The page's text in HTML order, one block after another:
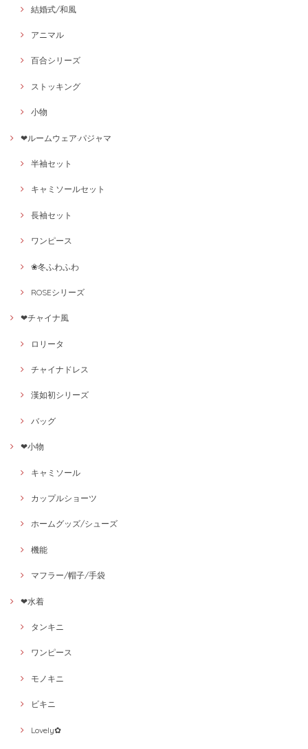
結婚式/和風
アニマル
百合シリーズ
ストッキング
小物
❤ルームウェア·パジャマ
半袖セット
キャミソールセット
長袖セット
ワンピース
❀冬ふわふわ
ROSEシリーズ
❤チャイナ風
ロリータ
チャイナドレス
漢如初シリーズ
バッグ
❤小物
キャミソール
カップルショーツ
ホームグッズ/シューズ
機能
マフラー/帽子/手袋
❤水着
タンキニ
ワンピース
モノキニ
ビキニ
Lovely✿